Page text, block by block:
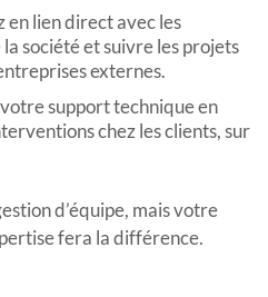
en lien direct avec les
société et suivre les projets
externes.
support technique en
chez les clients, sur
d’équipe, mais votre
fera la différence.